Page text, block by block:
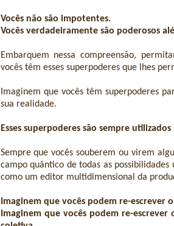
Vocês não são impotentes.
Vocês verdadeiramente são poderosos
Embarquem nessa compreensão,
vocês têm esses superpoderes que lhes
Imaginem que vocês têm superpoderes
sua realidade.
Esses superpoderes são sempre
Sempre que vocês souberem ou virem
campo quântico de todas as
como um editor multidimensional da
Imaginem que vocês podem re-escrever
Imaginem que vocês podem re-